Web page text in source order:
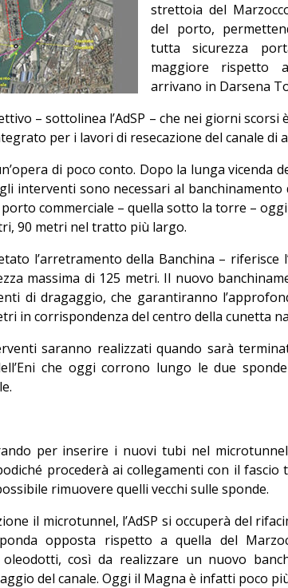
strettoia del
del porto,
tutta sicurezza
maggiore rispetto
arrivano in Darsena
– sottolinea l’AdSP – che nei giorni
per i lavori di resecazione del canale di
di poco conto. Dopo la lunga vicenda
interventi sono necessari al banchinamento
commerciale – quella sotto la torre –
90 metri nel tratto più largo.
l’arretramento della Banchina – riferisce
massima di 125 metri. Il nuovo
di dragaggio, che garantiranno
in corrispondenza del centro della cunetta
saranno realizzati quando sarà
che oggi corrono lungo le due
per inserire i nuovi tubi nel
procederà ai collegamenti con il
rimuovere quelli vecchi sulle sponde.
il microtunnel, l’AdSP si occuperà del
opposta rispetto a quella del
così da realizzare un nuovo
del canale. Oggi il Magna è infatti poco